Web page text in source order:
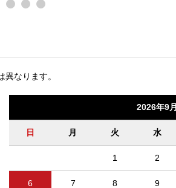
なります。
2026年9月
日 月 火 水
1 2
6 7 8 9